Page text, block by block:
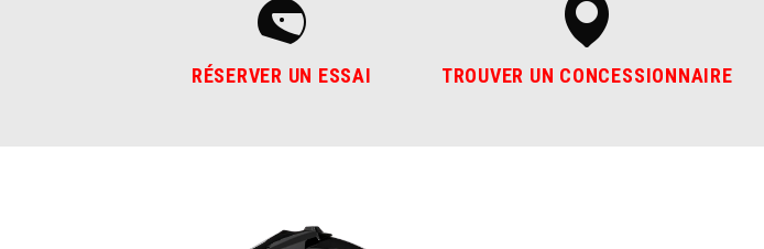
RÉSERVER UN ESSAI TROUVER UN CONCESSIONNAIRE